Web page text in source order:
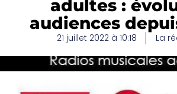
adultes :
audiences
21 juillet 2022 à 10:18 La